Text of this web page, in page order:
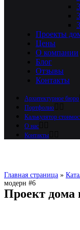
Проекты
Цены
О компании
Блог
Отзывы
Контакты
Архитектурное бюро
Портфолио
Калькулятор
О нас
Контакты
Главная страница »
модерн #6
Проект дома